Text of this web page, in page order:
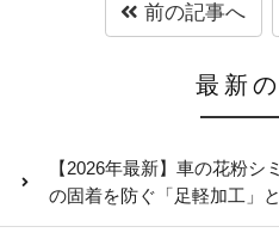
前の記事へ
最新
【2026年最新】車の花粉シ
の固着を防ぐ「足軽加工」